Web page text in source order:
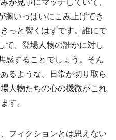
胸いっぱいにこみ上げてき
っと響くはずです。誰にで
て、登場人物の誰かに対し
することでしょう。そん
るような、日常が切り取ら
人物たちの心の機微がこれ
す。
フィクションとは思えない